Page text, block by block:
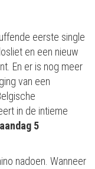
eerste single
en een nieuw
En er is nog meer
van een
in de intieme
5
nadoen. Wanneer